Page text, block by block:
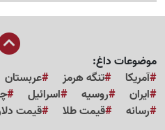
موضوعات داغ:
آمریکا
تنگه هرمز عربستان
ایران
روسیه اسرائیل
رسانه
قیمت طلا قیمت